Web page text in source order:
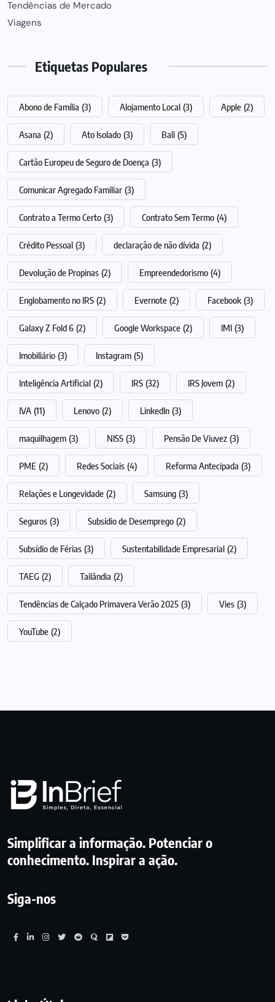
Tendências de Mercado
Viagens
Etiquetas Populares
Abono de Família (3) Alojamento Local (3) Apple (2)
Asana (2) Ato Isolado (3) Bali (5)
Cartão Europeu de Seguro de Doença (3)
Comunicar Agregado Familiar (3)
Contrato a Termo Certo (3) Contrato Sem Termo (4)
Crédito Pessoal (3) declaração de não dívida (2)
Devolução de Propinas (2) Empreendedorismo (4)
Englobamento no IRS (2) Evernote (2) Facebook (3)
Galaxy Z Fold 6 (2) Google Workspace (2) IMI (3)
Imobiliário (3) Instagram (5)
Inteligência Artificial (2) IRS (32) IRS Jovem (2)
IVA (11) Lenovo (2) LinkedIn (3)
maquilhagem (3) NISS (3) Pensão De Viuvez (3)
PME (2) Redes Sociais (4) Reforma Antecipada (3)
Relações e Longevidade (2) Samsung (3)
Seguros (3) Subsídio de Desemprego (2)
Subsídio de Férias (3) Sustentabilidade Empresarial (2)
TAEG (2) Tailândia (2)
Tendências de Calçado Primavera Verão 2025 (3) Vies (3)
YouTube (2)
Simplificar a informação. Potenciar o
conhecimento. Inspirar a ação.
Siga-nos